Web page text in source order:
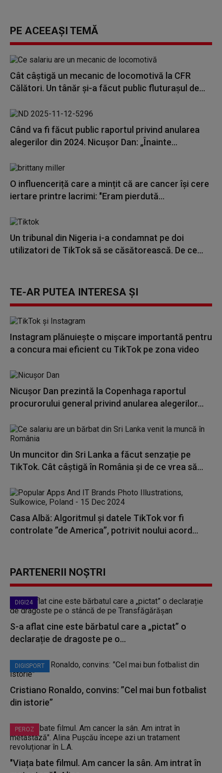
PE ACEEAȘI TEMĂ
Cât câștigă un mecanic de locomotivă la CFR
Călători. Un tânăr și-a făcut public fluturașul de...
Când va fi făcut public raportul privind anularea
alegerilor din 2024. Nicușor Dan: „Înainte...
O influenceriță care a mințit că are cancer își cere
iertare printre lacrimi: "Eram pierdută...
Un tribunal din Nigeria i-a condamnat pe doi
utilizatori de TikTok să se căsătorească. De ce...
TE-AR PUTEA INTERESA ȘI
Instagram plănuiește o mișcare importantă pentru
a concura mai eficient cu TikTok pe zona video
Nicușor Dan prezintă la Copenhaga raportul
procurorului general privind anularea alegerilor...
Un muncitor din Sri Lanka a făcut senzație pe
TikTok. Cât câștigă în România și de ce vrea să...
Casa Albă: Algoritmul şi datele TikTok vor fi
controlate ”de America”, potrivit noului acord...
PARTENERII NOȘTRI
DIGI24
S-a aflat cine este bărbatul care a „pictat” o
declarație de dragoste pe o...
DIGISPORT
Cristiano Ronaldo, convins: ”Cel mai bun fotbalist
din istorie”
PEROZ
"Viața bate filmul. Am cancer la sân. Am intrat în